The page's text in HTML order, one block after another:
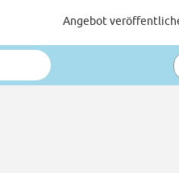
Angebot